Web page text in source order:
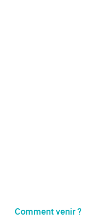
Comment venir ?